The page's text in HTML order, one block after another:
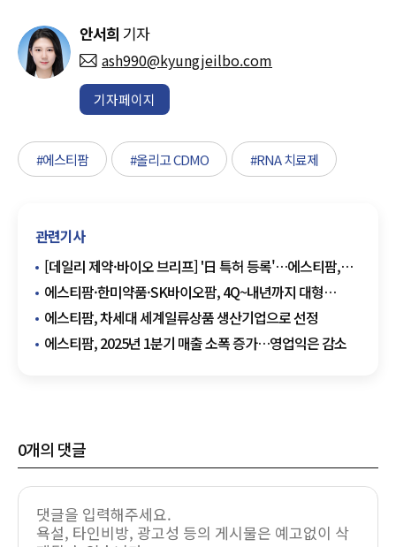
안서희 기자
ash990@kyungjeilbo.com
기자페이지
#에스티팜 #올리고 CDMO #RNA 치료제
관련기사
[데일리 제약·바이오 브리프] '日 특허 등록'…에스티팜,
mRNA 사업 확장 가속 外
에스티팜·한미약품·SK바이오팜, 4Q~내년까지 대형
모멘텀 '집중 포화'
에스티팜, 차세대 세계일류상품 생산기업으로 선정
에스티팜, 2025년 1분기 매출 소폭 증가…영업익은 감소
0개의 댓글